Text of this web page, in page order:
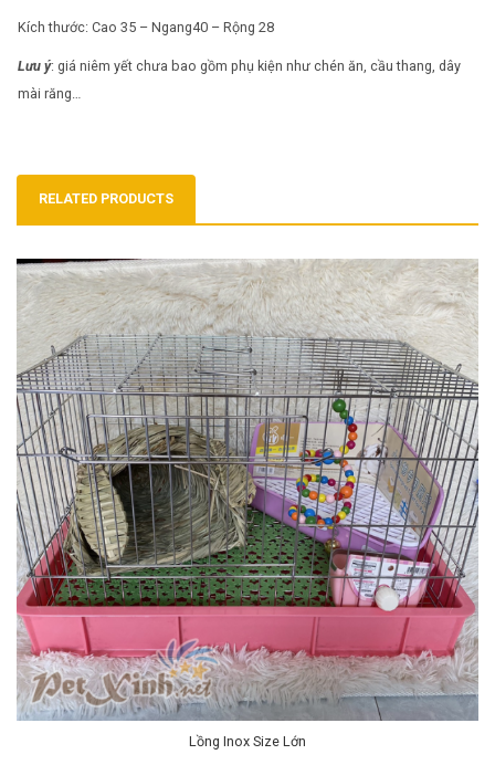
Kích thước: Cao 35 – Ngang40 – Rộng 28
Lưu ý: giá niêm yết chưa bao gồm phụ kiện như chén ăn, cầu thang, dây
mài răng…
RELATED PRODUCTS
Lồng Inox Size Lớn